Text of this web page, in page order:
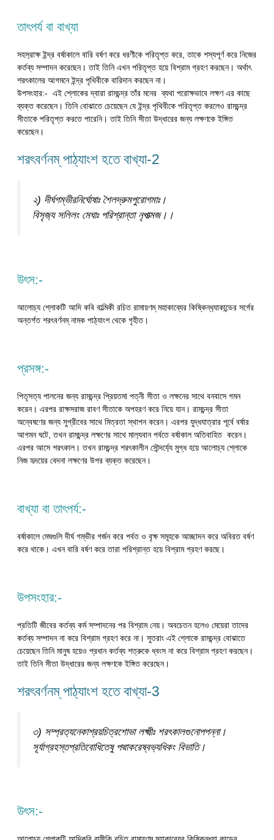
তাৎপর্য বা বাখ্যা
সহস‍্রাক্ষ ইন্দ্র বর্ষাকালে বারি বর্ষণ করে ধরণীকে পরিতৃপ্ত করে, তাকে শস্যপূর্ণ করে নিজের
কর্তব্য সম্পাদন করেছেন। তাই তিনি এখন পরিতৃপ্ত হয়ে বিশ্রাম গ্রহণ করছেন। অর্থাৎ
শরৎকালের আগমনে ইন্দ্র পৃথিবীকে বারিদান করছেন না।
উপসংহার:- এই শ্লোকের দ্বারা রামচন্দ্র তাঁর মনের ব্যথা পরোক্ষভাবে লক্ষণ এর কাছে
ব্যক্ত করেছেন। তিনি বোঝাতে চেয়েছেন যে ইন্দ্র পৃথিবীকে পরিতৃপ্ত করলেও রামচন্দ্র
সীতাকে পরিতৃপ্ত করতে পারেনি। তাই তিনি সীতা উদ্ধারের জন্য লক্ষণকে ইঙ্গিত
করেছেন।
শরৎবর্ণনম্ পাঠ্যাংশ হতে বাখ্যা-2
২) দীর্ঘগম্ভীরনির্ঘোষাঃ শৈলদ্রুমপুরোগমাঃ।
বিসৃজ‍্য সলিলং মেঘাঃ পরিশ্রান্তা নৃপাত্মজ।।
উৎস:-
আলোচ্য শ্লোকটি আদি কবি বাল্মিকী রচিত রামায়ণম্ মহাকাব্যের কিষ্কিন্ধ‍্যাকান্ডের সর্গের
অন্তর্গত শরৎবর্ণনম্ নামক পাঠ্যাংশ থেকে গৃহীত।
প্রসঙ্গ:-
পিতৃসত্য পালনের জন্য রামচন্দ্র প্রিয়তমা পত্নী সীতা ও লক্ষনের সাথে বনবাসে গমন
করেন। এরপর রাক্ষসরাজ রাবণ সীতাকে অপহরণ করে নিয়ে যান। রামচন্দ্র সীতা
অন্বেষণের জন্য সুগ্রীবের সাথে মিত্রতা স্থাপন করেন। এরপর যুদ্ধযাত্রার পূর্বে বর্ষার
আগমন ঘটে, তখন রামচন্দ্র লক্ষণের সাথে মাল‍্যবান পর্বতে বর্ষাকাল অতিবাহিত করেন।
এরপর আসে শরৎকাল। তখন রামচন্দ্র শরৎকালীন সৌন্দর্য্যে মুগ্ধ হয়ে আলোচ্য শ্লোকে
নিজ হৃদয়ের বেদনা লক্ষণের উপর ব্যক্ত করেছেন।
বাখ্যা বা তাৎপর্য:-
বর্ষাকালে মেঘগুলি দীর্ঘ গম্ভীর গর্জন করে পর্বত ও বৃক্ষ সমূহকে আচ্ছাদন করে অবিরত বর্ষণ
করে থাকে। এখন বারি বর্ষণ করে তারা পরিশ্রান্ত হয়ে বিশ্রাম গ্রহণ করছে।
উপসংহার:-
প্রতিটি জীবের কর্তব্য কর্ম সম্পাদনের পর বিশ্রাম নেয়। অবচেতন হলেও মেয়েরা তাদের
কর্তব্য সম্পাদন না করে বিশ্রাম গ্রহণ করে না। সুতরাং এই শ্লোকে রামচন্দ্র বোঝাতে
চেয়েছেন তিনি মানুষ হয়েও প্রধান কর্তব্য শত্রুকে ধ্বংস না করে বিশ্রাম গ্রহণ করছেন।
তাই তিনি সীতা উদ্ধারের জন্য লক্ষণকে ইঙ্গিত করেছেন।
শরৎবর্ণনম্ পাঠ্যাংশ হতে বাখ্যা-3
৩) সম্প্রত‍্যনেকাশ্রয়চিত্রশোভা লক্ষ্মীঃ শরৎকালগুনোপপন্না।
সূর্যাগ্রহস্তপ্রতিবোধিতেষু পদ্মাকরেষ্বভ‍্যধিকং বিভাতি।
উৎস:-